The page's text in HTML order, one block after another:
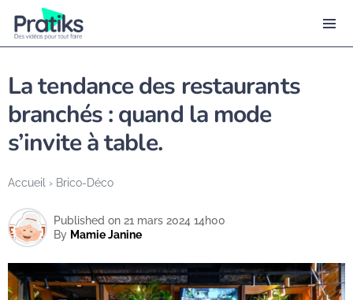
Accueil › Brico-Déco
La tendance des restaurants
branchés : quand la mode
s’invite à table.
By Mamie Janine
Published on 21 mars 2024 14h00